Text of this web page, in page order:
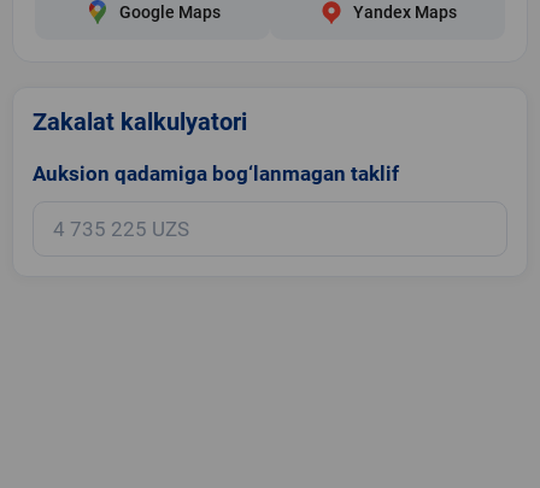
Google Maps Yandex Maps
Zakalat kalkulyatori
Auksion qadamiga bog‘lanmagan taklif